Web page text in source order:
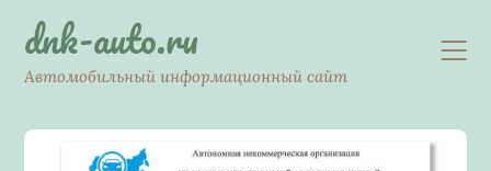
contentdnk-auto.ru
Автомобильный информационный сайт